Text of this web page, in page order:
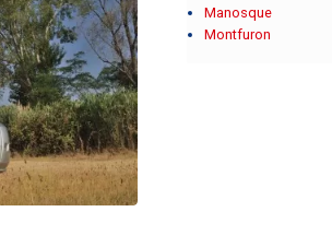
Manosque
Montfuron